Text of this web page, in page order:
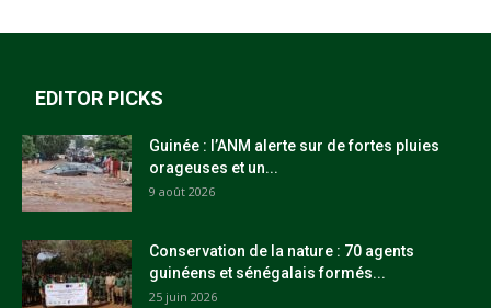
EDITOR PICKS
Guinée : l’ANM alerte sur de fortes pluies
orageuses et un...
9 août 2026
Conservation de la nature : 70 agents
guinéens et sénégalais formés...
25 juin 2026